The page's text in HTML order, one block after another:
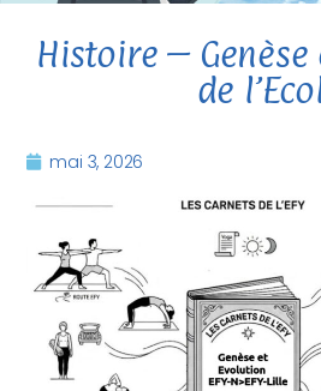
Histoire –
de
mai 3, 2026